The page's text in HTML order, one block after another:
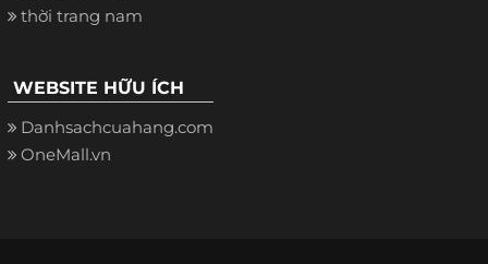
thời trang nam
WEBSITE HỮU ÍCH
Danhsachcuahang.com
OneMall.vn